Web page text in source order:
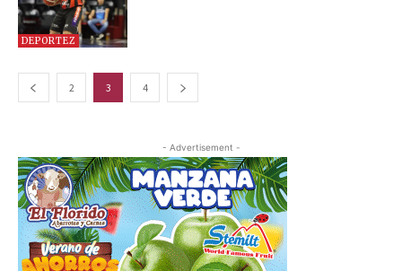
DEPORTEZ
2 3 4
- Advertisement -